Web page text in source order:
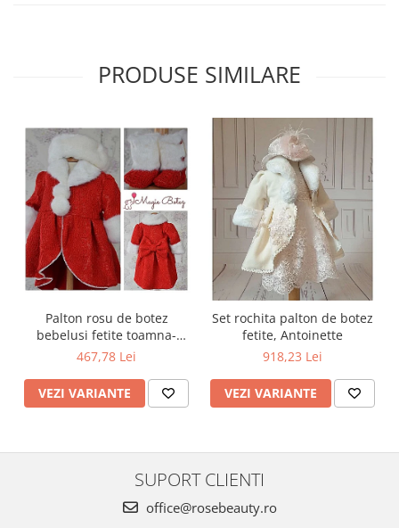
PRODUSE SIMILARE
Palton rosu de botez
bebelusi fetite toamna-
iarna 3 piese, LOVE
467,78 Lei
VEZI VARIANTE
Set rochita palton de botez
fetite, Antoinette
918,23 Lei
VEZI VARIANTE
SUPORT CLIENTI
office@rosebeauty.ro